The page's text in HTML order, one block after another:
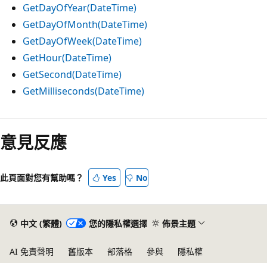
GetDayOfYear(DateTime)
GetDayOfMonth(DateTime)
GetDayOfWeek(DateTime)
GetHour(DateTime)
GetSecond(DateTime)
GetMilliseconds(DateTime)
閱
讀
模
已
意見反應
此頁面對您有幫助嗎？ Yes No
中文 (繁體) 您的隱私權選擇 佈景主題
AI 免責聲明 舊版本 部落格 參與
隱私權